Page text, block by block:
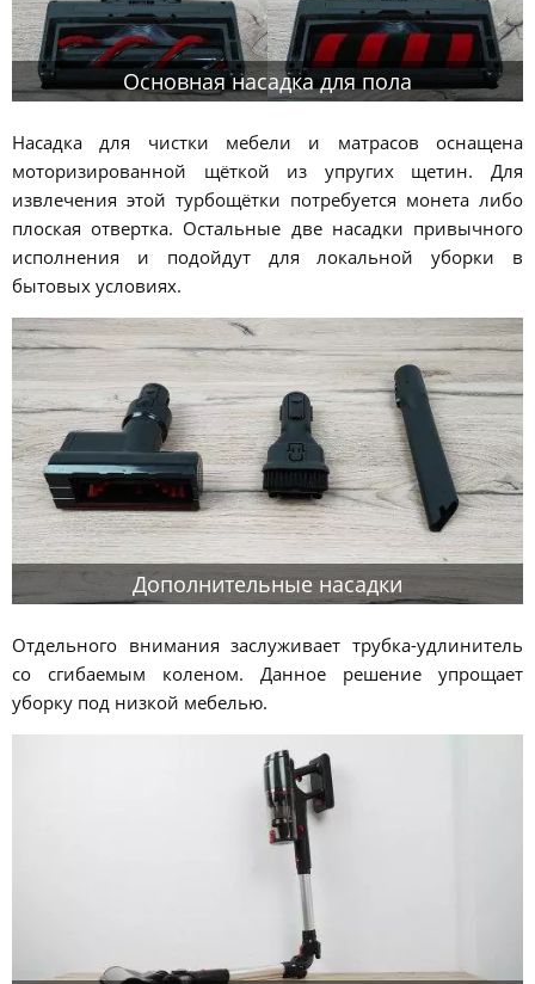
Основная насадка для пола
Насадка для чистки мебели и матрасов оснащена
моторизированной щёткой из упругих щетин. Для
извлечения этой турбощётки потребуется монета либо
плоская отвертка. Остальные две насадки привычного
исполнения и подойдут для локальной уборки в
бытовых условиях.
Дополнительные насадки
Отдельного внимания заслуживает трубка-удлинитель
со сгибаемым коленом. Данное решение упрощает
уборку под низкой мебелью.